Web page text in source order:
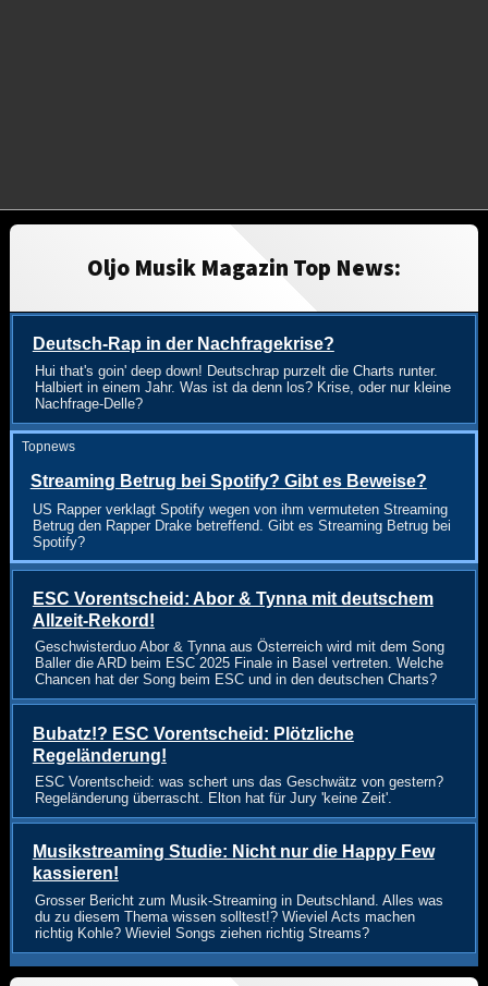
Oljo Musik Magazin Top News:
Deutsch-Rap in der Nachfragekrise?
Hui that's goin' deep down! Deutschrap purzelt die Charts runter.
Halbiert in einem Jahr. Was ist da denn los? Krise, oder nur kleine
Nachfrage-Delle?
Topnews
Streaming Betrug bei Spotify? Gibt es Beweise?
US Rapper verklagt Spotify wegen von ihm vermuteten Streaming
Betrug den Rapper Drake betreffend. Gibt es Streaming Betrug bei
Spotify?
ESC Vorentscheid: Abor & Tynna mit deutschem
Allzeit-Rekord!
Geschwisterduo Abor & Tynna aus Österreich wird mit dem Song
Baller die ARD beim ESC 2025 Finale in Basel vertreten. Welche
Chancen hat der Song beim ESC und in den deutschen Charts?
Bubatz!? ESC Vorentscheid: Plötzliche
Regeländerung!
ESC Vorentscheid: was schert uns das Geschwätz von gestern?
Regeländerung überrascht. Elton hat für Jury 'keine Zeit'.
Musikstreaming Studie: Nicht nur die Happy Few
kassieren!
Grosser Bericht zum Musik-Streaming in Deutschland. Alles was
du zu diesem Thema wissen solltest!? Wieviel Acts machen
richtig Kohle? Wieviel Songs ziehen richtig Streams?